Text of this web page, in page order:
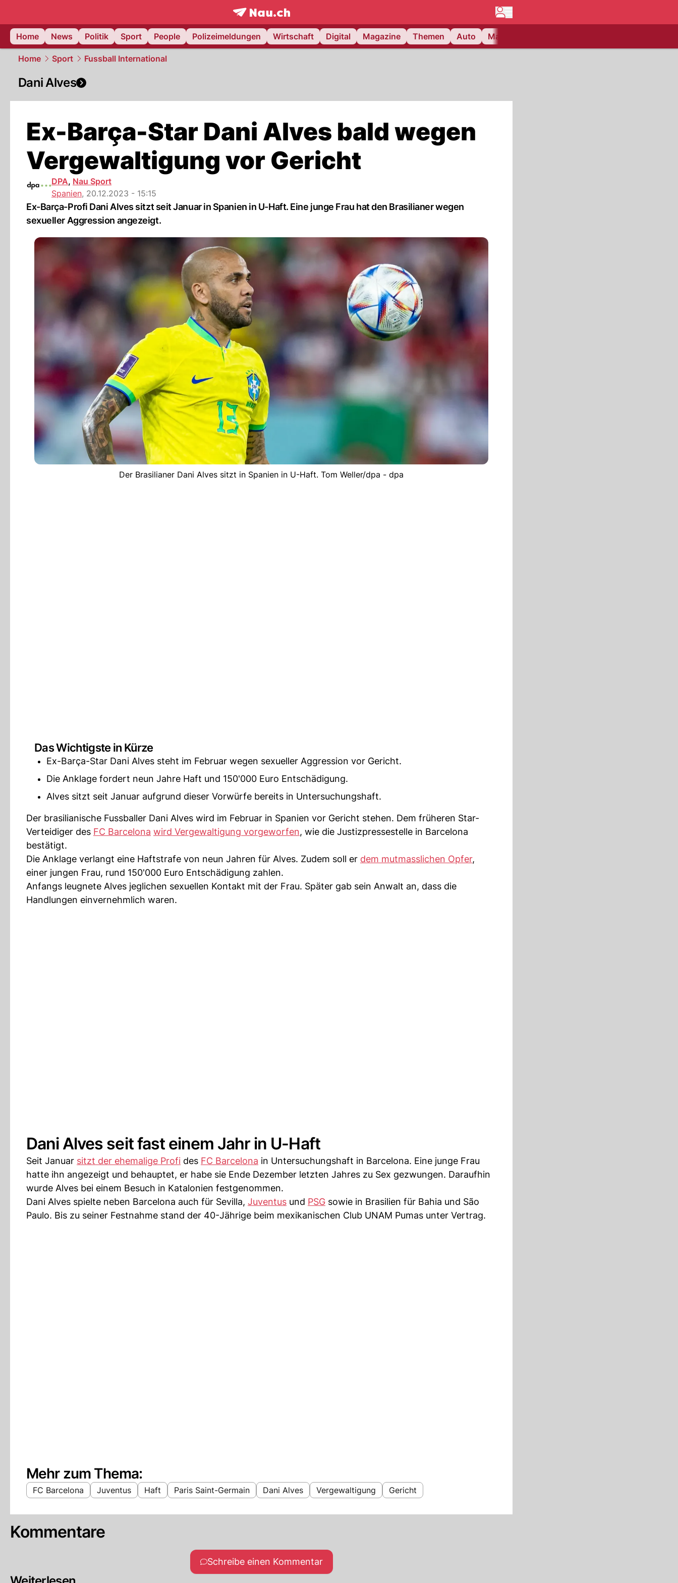
frontpage.NAU.ch
Home
News Politik Sport People Polizeimeldungen Wirtschaft Digital Magazine Themen Auto Matchcenter
Home Sport Fussball International
Dani Alves
Ex-Barça-Star Dani Alves bald wegen
Vergewaltigung vor Gericht
DPA, Nau Sport
Spanien, 20.12.2023 - 15:15
Ex-Barça-Profi Dani Alves sitzt seit Januar in Spanien in U-Haft. Eine junge Frau hat den Brasilianer wegen
sexueller Aggression angezeigt.
Der Brasilianer Dani Alves sitzt in Spanien in U-Haft. Tom Weller/dpa - dpa
Das Wichtigste in Kürze
Ex-Barça-Star Dani Alves steht im Februar wegen sexueller Aggression vor Gericht.
Die Anklage fordert neun Jahre Haft und 150'000 Euro Entschädigung.
Alves sitzt seit Januar aufgrund dieser Vorwürfe bereits in Untersuchungshaft.
Der brasilianische Fussballer Dani Alves wird im Februar in Spanien vor Gericht stehen. Dem früheren Star-
Verteidiger des FC Barcelona wird Vergewaltigung vorgeworfen, wie die Justizpressestelle in Barcelona
bestätigt.
Die Anklage verlangt eine Haftstrafe von neun Jahren für Alves. Zudem soll er dem mutmasslichen Opfer,
einer jungen Frau, rund 150'000 Euro Entschädigung zahlen.
Anfangs leugnete Alves jeglichen sexuellen Kontakt mit der Frau. Später gab sein Anwalt an, dass die
Handlungen einvernehmlich waren.
Dani Alves seit fast einem Jahr in U-Haft
Seit Januar sitzt der ehemalige Profi des FC Barcelona in Untersuchungshaft in Barcelona. Eine junge Frau
hatte ihn angezeigt und behauptet, er habe sie Ende Dezember letzten Jahres zu Sex gezwungen. Daraufhin
wurde Alves bei einem Besuch in Katalonien festgenommen.
Dani Alves spielte neben Barcelona auch für Sevilla, Juventus und PSG sowie in Brasilien für Bahia und São
Paulo. Bis zu seiner Festnahme stand der 40-Jährige beim mexikanischen Club UNAM Pumas unter Vertrag.
Mehr zum Thema:
FC Barcelona Juventus Haft Paris Saint-Germain Dani Alves Vergewaltigung Gericht
Kommentare
Schreibe einen Kommentar